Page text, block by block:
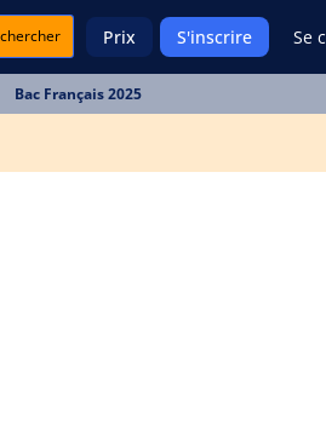
Prix S'inscrire Se
Bac Français 2025